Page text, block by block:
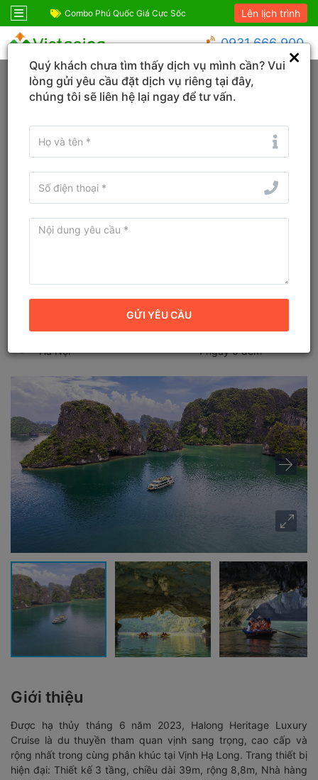
Combo Phú Quốc Giá Cực Sốc Combo du lịch
Lên lịch trình
0931 666 900
Trang chủ Quảng Ninh Hạ Long
Tour Du Thuyền Hạ Long
Heritage Luxury: Tham quan Vịnh
Mã tour: 1031048
Điểm khởi hành
Hà Nội
Thời gian
1 ngày 0 đêm
Giới thiệu
Được hạ thủy tháng 6 năm 2023, Halong Heritage Luxury
Cruise là du thuyền tham quan vịnh sang trọng, cao cấp và
rộng nhất trong cùng phân khúc tại Vịnh Hạ Long. Trang thiết bị
hiện đại: Thiết kế 3 tầng, chiều dài 39m, rộng 8,8m, Nhà hàng
Quý khách chưa tìm thấy dịch vụ mình cần? Vui
lòng gửi yêu cầu đặt dịch vụ riêng tại đây,
chúng tôi sẽ liên hệ lại ngay để tư vấn.